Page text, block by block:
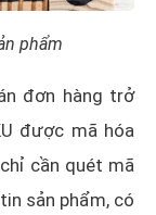
phẩm
đơn hàng trở
được mã hóa
cần quét mã
sản phẩm, có